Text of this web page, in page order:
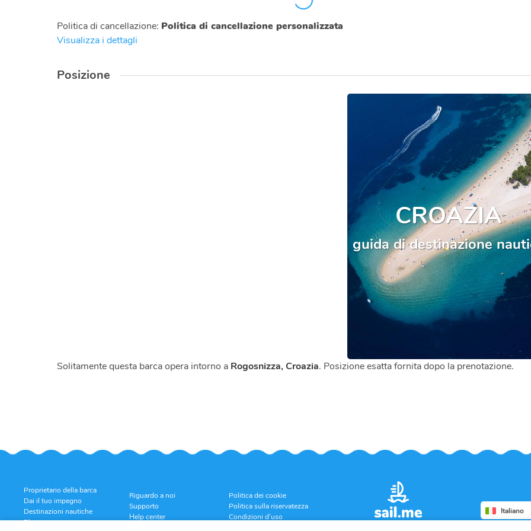
Politica di cancellazione: Politica di cancellazione personalizzata
Visualizza i dettagli
Posizione
CROAZIA
guida di destinazione
Solitamente questa barca opera intorno a Rogosnizza, Croazia. Posizione esatta fornita dopo la prenotazione.
Proprietario della barca
Dai il tuo impegno
Destinazioni nautiche
Blog
Riguardo a noi
Supporto
Help center
Politica dei cookie
Politica sulla riservatezza
Condizioni d'uso
Italiano